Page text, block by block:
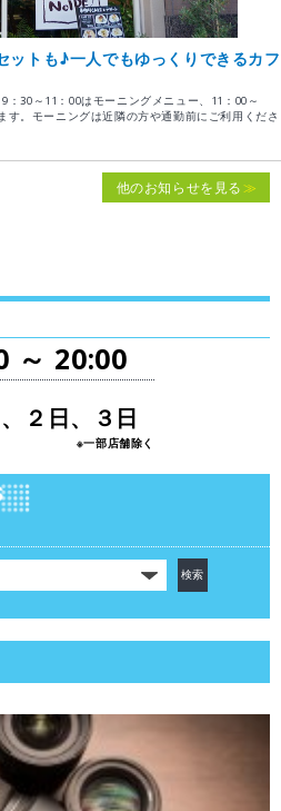
ットも♪一人でもゆっくりできるカフ
：30～11：00はモーニングメニュー、11：00～
す。モーニングは近隣の方や通勤前にご利用くださ
他のお知らせを見る
～ 20:00
２日、３日
※一部店舗除く